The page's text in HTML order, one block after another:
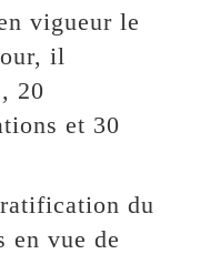
vigueur le
il
20
et 30
du
en vue de